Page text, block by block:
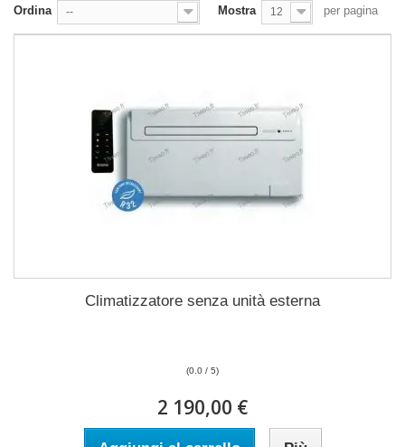
Ordina -- Mostra 12 per pagina
Climatizzatore senza unità esterna
(0.0 / 5)
2 190,00 €